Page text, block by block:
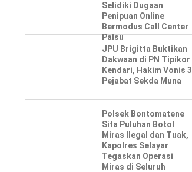
Selidiki Dugaan
Penipuan Online
Bermodus Call Center
Palsu
JPU Brigitta Buktikan
Dakwaan di PN Tipikor
Kendari, Hakim Vonis 3
Pejabat Sekda Muna
Polsek Bontomatene
Sita Puluhan Botol
Miras Ilegal dan Tuak,
Kapolres Selayar
Tegaskan Operasi
Miras di Seluruh